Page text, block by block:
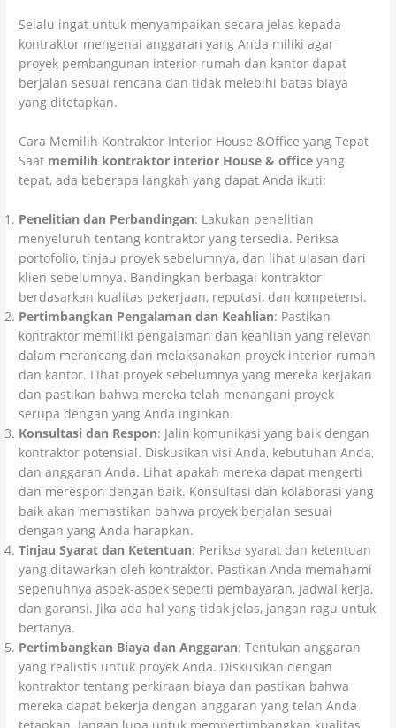
Selalu ingat untuk menyampaikan secara jelas kepada
kontraktor mengenai anggaran yang Anda miliki agar
proyek pembangunan interior rumah dan kantor dapat
berjalan sesuai rencana dan tidak melebihi batas biaya
yang ditetapkan.
Cara Memilih Kontraktor Interior House &Office yang Tepat
Saat memilih kontraktor interior House & office yang
tepat, ada beberapa langkah yang dapat Anda ikuti:
Penelitian dan Perbandingan: Lakukan penelitian
menyeluruh tentang kontraktor yang tersedia. Periksa
portofolio, tinjau proyek sebelumnya, dan lihat ulasan dari
klien sebelumnya. Bandingkan berbagai kontraktor
berdasarkan kualitas pekerjaan, reputasi, dan kompetensi.
Pertimbangkan Pengalaman dan Keahlian: Pastikan
kontraktor memiliki pengalaman dan keahlian yang relevan
dalam merancang dan melaksanakan proyek interior rumah
dan kantor. Lihat proyek sebelumnya yang mereka kerjakan
dan pastikan bahwa mereka telah menangani proyek
serupa dengan yang Anda inginkan.
Konsultasi dan Respon: Jalin komunikasi yang baik dengan
kontraktor potensial. Diskusikan visi Anda, kebutuhan Anda,
dan anggaran Anda. Lihat apakah mereka dapat mengerti
dan merespon dengan baik. Konsultasi dan kolaborasi yang
baik akan memastikan bahwa proyek berjalan sesuai
dengan yang Anda harapkan.
Tinjau Syarat dan Ketentuan: Periksa syarat dan ketentuan
yang ditawarkan oleh kontraktor. Pastikan Anda memahami
sepenuhnya aspek-aspek seperti pembayaran, jadwal kerja,
dan garansi. Jika ada hal yang tidak jelas, jangan ragu untuk
bertanya.
Pertimbangkan Biaya dan Anggaran: Tentukan anggaran
yang realistis untuk proyek Anda. Diskusikan dengan
kontraktor tentang perkiraan biaya dan pastikan bahwa
mereka dapat bekerja dengan anggaran yang telah Anda
tetapkan. Jangan lupa untuk mempertimbangkan kualitas